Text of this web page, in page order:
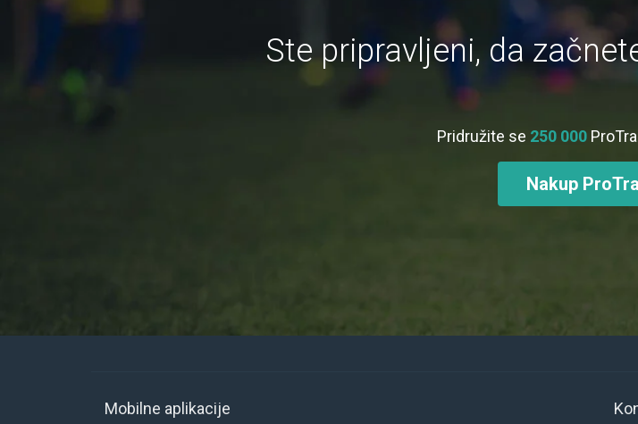
Ste pripravljeni, da
Pridružite se 250 000
Nakup
Mobilne aplikacije